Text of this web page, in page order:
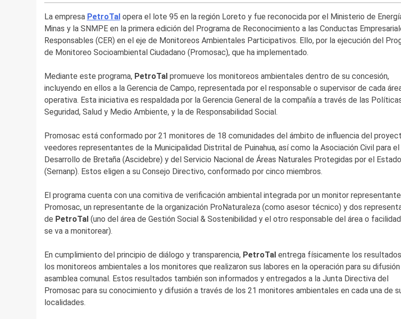
La empresa PetroTal opera el lote 95 en la región Loreto y fue reconocida por el Ministerio de
Minas y la SNMPE en la primera edición del Programa de Reconocimiento a las Conductas
Responsables (CER) en el eje de Monitoreos Ambientales Participativos. Ello, por la ejecución del
de Monitoreo Socioambiental Ciudadano (Promosac), que ha implementado.
Mediante este programa, PetroTal promueve los monitoreos ambientales dentro de su concesión,
incluyendo en ellos a la Gerencia de Campo, representada por el responsable o supervisor de cada
operativa. Esta iniciativa es respaldada por la Gerencia General de la compañía a través de las
Seguridad, Salud y Medio Ambiente, y la de Responsabilidad Social.
Promosac está conformado por 21 monitores de 18 comunidades del ámbito de influencia del
veedores representantes de la Municipalidad Distrital de Puinahua, así como la Asociación Civil para el
Desarrollo de Bretaña (Ascidebre) y del Servicio Nacional de Áreas Naturales Protegidas por el Estado
(Sernanp). Estos eligen a su Consejo Directivo, conformado por cinco miembros.
El programa cuenta con una comitiva de verificación ambiental integrada por un monitor representante
Promosac, un representante de la organización ProNaturaleza (como asesor técnico) y dos
de PetroTal (uno del área de Gestión Social & Sostenibilidad y el otro responsable del área o
se va a monitorear).
En cumplimiento del principio de diálogo y transparencia, PetroTal entrega físicamente los
los monitoreos ambientales a los monitores que realizaron sus labores en la operación para su
asamblea comunal. Estos resultados también son informados y entregados a la Junta Directiva del
Promosac para su conocimiento y difusión a través de los 21 monitores ambientales en cada una de
localidades.